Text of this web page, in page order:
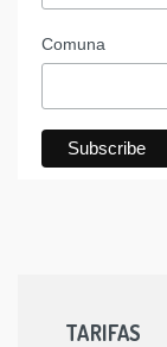
Comuna
TARIFAS